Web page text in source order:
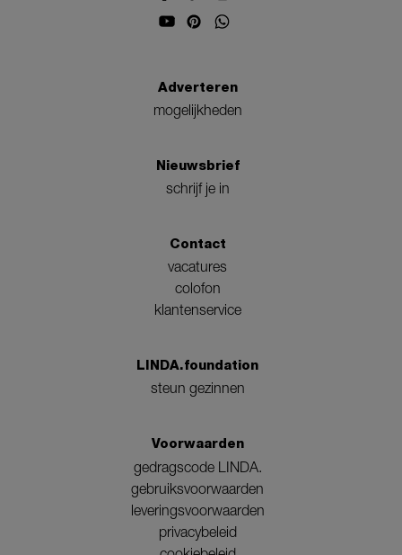
Adverteren
mogelijkheden
Nieuwsbrief
schrijf je in
Contact
vacatures
colofon
klantenservice
LINDA.foundation
steun gezinnen
Voorwaarden
gedragscode LINDA.
gebruiksvoorwaarden
leveringsvoorwaarden
privacybeleid